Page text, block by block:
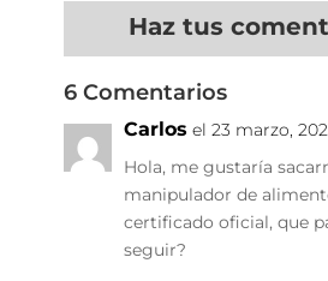
Haz tus
6 Comentarios
Carlos el 23 marzo,
Hola, me gustaría
manipulador de
certificado oficial, que
seguir?